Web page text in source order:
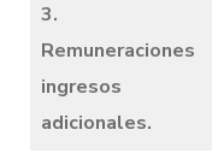
3.
Remuneraciones
ingresos
adicionales.